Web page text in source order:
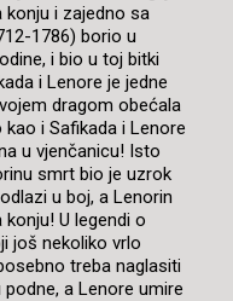
konju i zajedno sa
1786) borio u
i bio u toj bitki
i Lenore je jedne
dragom obećala
i Safikada i Lenore
u vjenčanicu! Isto
smrt bio je uzrok
u boj, a Lenorin
U legendi o
još nekoliko vrlo
treba naglasiti
a Lenore umire